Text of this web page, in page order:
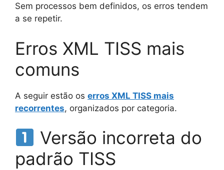
Sem processos bem definidos, os erros tendem
a se repetir.
Erros XML TISS mais
comuns
A seguir estão os erros XML TISS mais
recorrentes, organizados por categoria.
Versão incorreta do
padrão TISS